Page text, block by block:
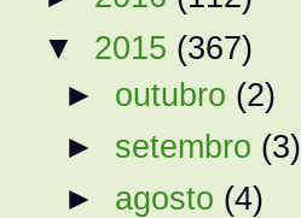
▼ 2015 (367)
► outubro (2)
► setembro (3)
► agosto (4)